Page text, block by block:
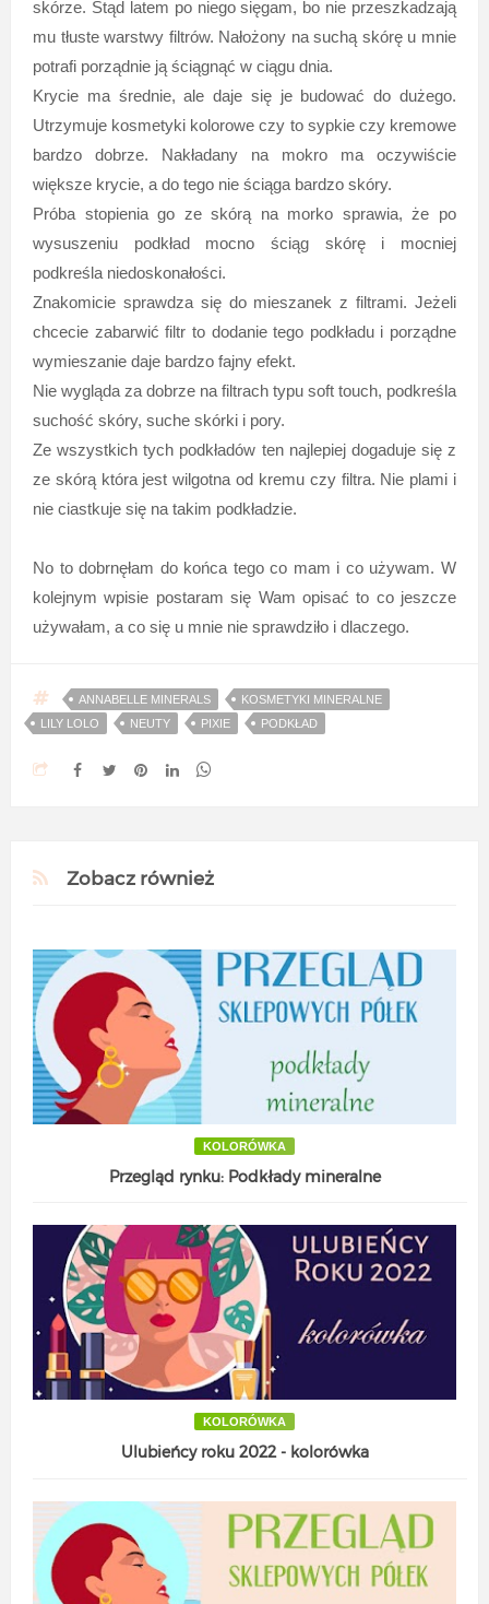
skórze. Stąd latem po niego sięgam, bo nie przeszkadzają
mu tłuste warstwy filtrów. Nałożony na suchą skórę u mnie
potrafi porządnie ją ściągnąć w ciągu dnia.
Krycie ma średnie, ale daje się je budować do dużego.
Utrzymuje kosmetyki kolorowe czy to sypkie czy kremowe
bardzo dobrze. Nakładany na mokro ma oczywiście
większe krycie, a do tego nie ściąga bardzo skóry.
Próba stopienia go ze skórą na morko sprawia, że po
wysuszeniu podkład mocno ściąg skórę i mocniej
podkreśla niedoskonałości.
Znakomicie sprawdza się do mieszanek z filtrami. Jeżeli
chcecie zabarwić filtr to dodanie tego podkładu i porządne
wymieszanie daje bardzo fajny efekt.
Nie wygląda za dobrze na filtrach typu soft touch, podkreśla
suchość skóry, suche skórki i pory.
Ze wszystkich tych podkładów ten najlepiej dogaduje się z
ze skórą która jest wilgotna od kremu czy filtra. Nie plami i
nie ciastkuje się na takim podkładzie.
No to dobrnęłam do końca tego co mam i co używam. W
kolejnym wpisie postaram się Wam opisać to co jeszcze
używałam, a co się u mnie nie sprawdziło i dlaczego.
ANNABELLE MINERALS
KOSMETYKI MINERALNE
LILY LOLO
NEUTY PIXIE PODKŁAD
Zobacz również
KOLORÓWKA
Przegląd rynku: Podkłady mineralne
KOLORÓWKA
Ulubieńcy roku 2022 - kolorówka